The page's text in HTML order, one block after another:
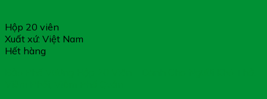
Hộp 20 viên
Xuất xứ: Việt Nam
Hết hàng